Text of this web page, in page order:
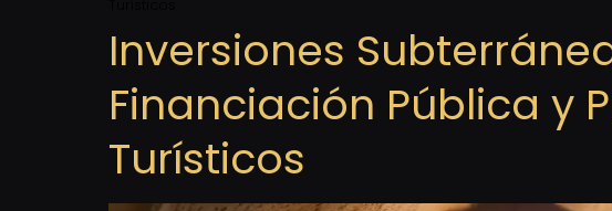
Inversiones
Financiación Pública y
Turísticos